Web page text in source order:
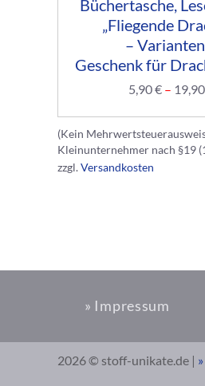
Büchertasche,
„Fliegende
–
Geschenk für
5,90€– 19,90
(Kein
Kleinunternehmer nach §19
zzgl.Versandkosten
» Impressum
2026 © stoff-unikate.de |